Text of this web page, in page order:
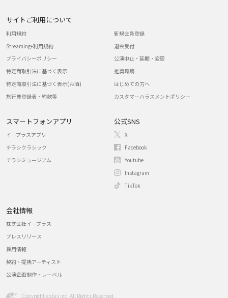
サイトご利用について
利用規約
Streaming+利用規約
プライバシーポリシー
特定商取引法に基づく表示
特定商取引法に基づく表示(お酒)
旅行業登録表・約款等
新規会員登録
退会受付
公演中止・延期・変更
推奨環境
はじめての方へ
カスタマーハラスメントポリシー
スマートフォンアプリ
イープラスアプリ
チラシクラシック
チラシミュージアム
公式SNS
X
Facebook
Youtube
Instagram
TikTok
会社情報
株式会社イープラス
プレスリリース
採用情報
契約・提携アーティスト
公演企画制作・レーベル
Copyright eplus inc. All Rights Reserved.